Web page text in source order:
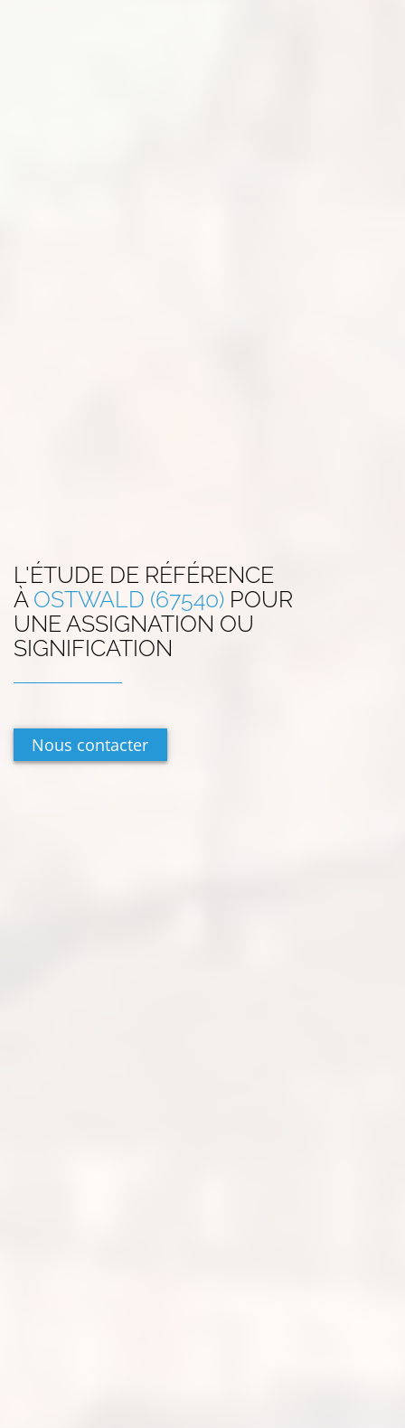
L'ÉTUDE DE RÉFÉRENCE
À OSTWALD (67540) POUR
UNE ASSIGNATION OU
SIGNIFICATION
Nous contacter